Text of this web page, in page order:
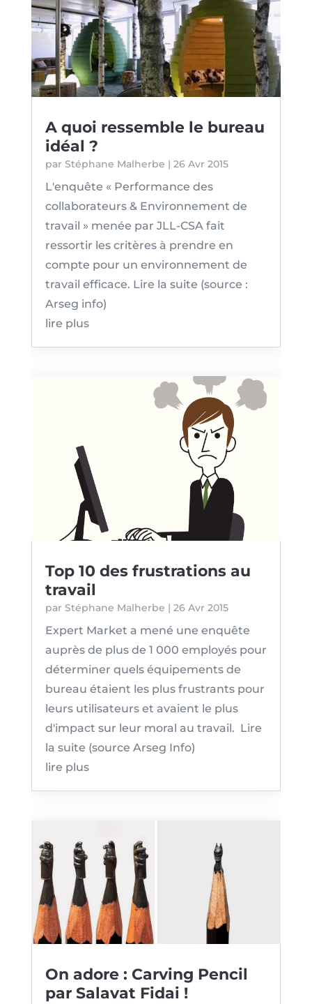
A quoi ressemble le bureau
idéal ?
par Stéphane Malherbe | 26 Avr 2015
L'enquête « Performance des
collaborateurs & Environnement de
travail » menée par JLL-CSA fait
ressortir les critères à prendre en
compte pour un environnement de
travail efficace. Lire la suite (source :
Arseg info)
lire plus
Top 10 des frustrations au
travail
par Stéphane Malherbe | 26 Avr 2015
Expert Market a mené une enquête
auprès de plus de 1 000 employés pour
déterminer quels équipements de
bureau étaient les plus frustrants pour
leurs utilisateurs et avaient le plus
d'impact sur leur moral au travail. Lire
la suite (source Arseg Info)
lire plus
On adore : Carving Pencil
par Salavat Fidai !